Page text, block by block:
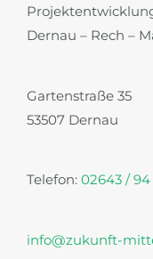
Dernau – Rech –
Gartenstraße 35
53507 Dernau
Telefon: 02643 / 94
info@zukunft-